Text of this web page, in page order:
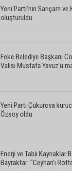
Yeni Parti’nin Sarıçam
oluşturuldu
Feke Belediye Başkanı
Valisi Mustafa Yavuz’u
Yeni Parti Çukurova
Özsoy oldu
Enerji ve Tabii Kaynaklar
Bayraktar: “Ceyhan’ı